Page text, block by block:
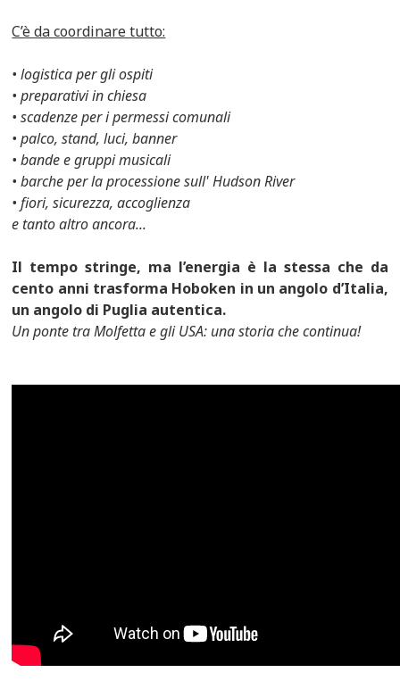
C’è da coordinare tutto:
• logistica per gli ospiti
• preparativi in chiesa
• scadenze per i permessi comunali
• palco, stand, luci, banner
• bande e gruppi musicali
• barche per la processione sull' Hudson River
• fiori, sicurezza, accoglienza
e tanto altro ancora...
Il tempo stringe, ma l’energia è la stessa che da
cento anni trasforma Hoboken in un angolo d’Italia,
un angolo di Puglia autentica.
Un ponte tra Molfetta e gli USA: una storia che continua!